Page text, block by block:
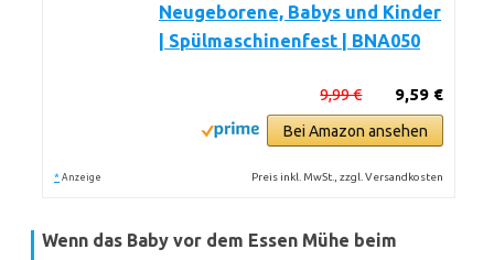
Neugeborene, Babys und Kinder
| Spülmaschinenfest | BNA050
9,59 €
9,99 €
Bei Amazon ansehen
* Anzeige Preis inkl. MwSt., zzgl. Versandkosten
Wenn das Baby vor dem Essen Mühe beim